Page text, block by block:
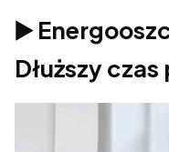
▶️
Dłuższy